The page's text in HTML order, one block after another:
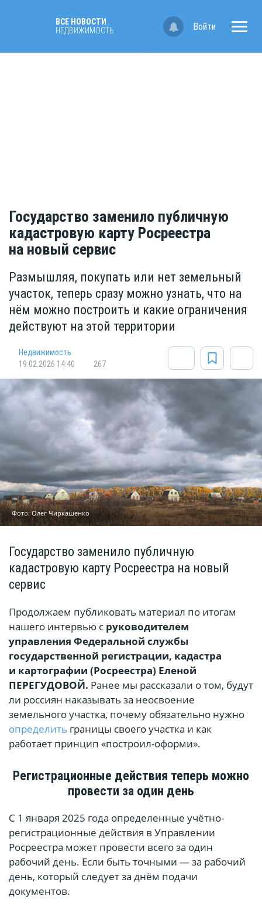
ВСЕ НОВОСТИ
НЕДВИЖИМОСТЬ
Войти
Государство заменило публичную
кадастровую карту Росреестра
на новый сервис
Размышляя, покупать или нет земельный
участок, теперь сразу можно узнать, что на
нём можно построить и какие ограничения
действуют на этой территории
Недвижимость
19.02.2026 14:40
267
Фото: Олег Чиркашенко
Государство заменило публичную
кадастровую карту Росреестра на новый
сервис
Продолжаем публиковать материал по итогам
нашего интервью с руководителем
управления Федеральной службы
государственной регистрации, кадастра
и картографии (Росреестра) Еленой
ПЕРЕГУДОВОЙ. Ранее мы рассказали о том, будут
ли россиян наказывать за неосвоение
земельного участка, почему обязательно нужно
определить границы своего участка и как
работает принцип «построил-оформи».
Регистрационные действия теперь можно
провести за один день
С 1 января 2025 года определенные учётно-
регистрационные действия в Управлении
Росреестра может провести всего за один
рабочий день. Если быть точными — за рабочий
день, который следует за днём подачи
документов.